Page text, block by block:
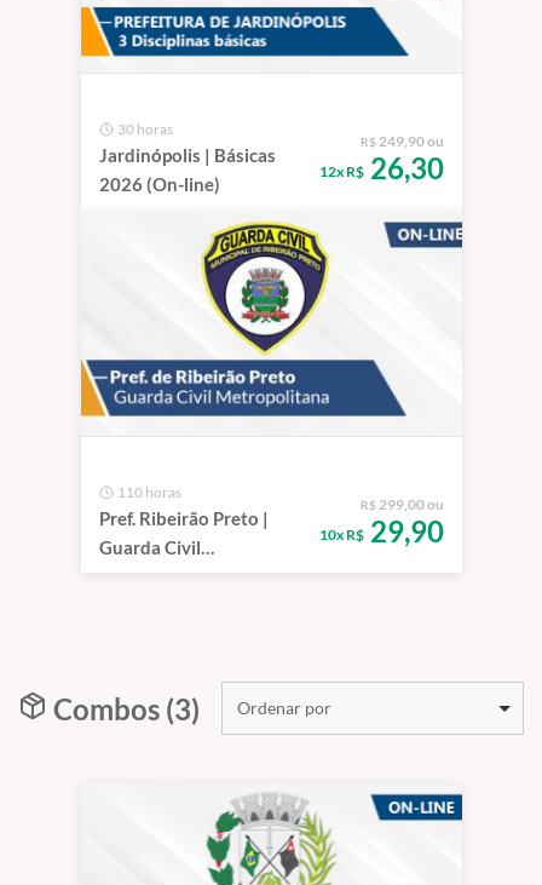
30 horas
Jardinópolis | Básicas
2026 (On-line)
R$ 249,90 ou
12x R$26,30
110 horas
Pref. Ribeirão Preto |
Guarda Civil
Metropolitana (GCM)
R$ 299,00 ou
10x R$29,90
Combos (3) Ordenar por